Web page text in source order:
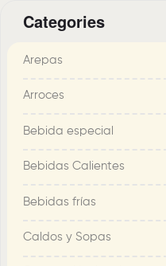
Categories
Arepas
Arroces
Bebida especial
Bebidas Calientes
Bebidas frías
Caldos y Sopas